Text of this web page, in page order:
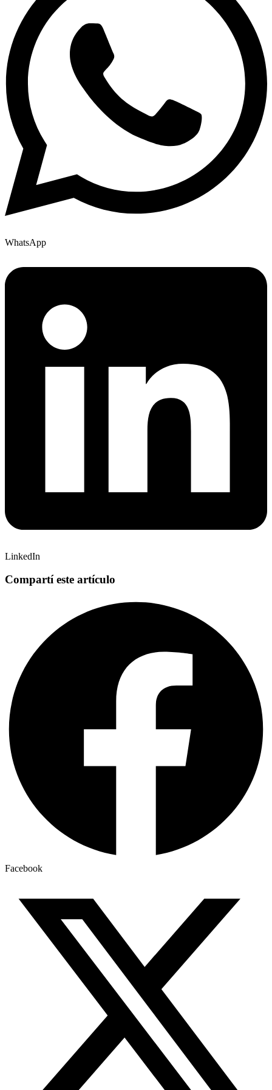
WhatsApp
LinkedIn
Compartí este artículo
Facebook